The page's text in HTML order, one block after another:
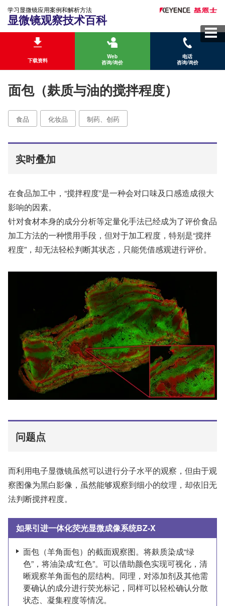
学习显微镜应用案例和解析方法
显微镜观察技术百科
下载资料
Web
咨询/询价
电话
咨询/询价
面包（麸质与油的搅拌程度）
食品 化妆品 制药、创药
实时叠加
在食品加工中，“搅拌程度”是一种会对口味及口感造成很大
影响的因素。
针对食材本身的成分分析等定量化手法已经成为了评价食品
加工方法的一种惯用手段，但对于加工程度，特别是“搅拌
程度”，却无法轻松判断其状态，只能凭借感观进行评价。
问题点
而利用电子显微镜虽然可以进行分子水平的观察，但由于观
察图像为黑白影像，虽然能够观察到细小的纹理，却依旧无
法判断搅拌程度。
如果引进一体化荧光显微成像系统BZ-X
面包（羊角面包）的截面观察图。将麸质染成“绿
色”，将油染成“红色”。可以借助颜色实现可视化，清
晰观察羊角面包的层结构。同理，对添加剂及其他需
要确认的成分进行荧光标记，同样可以轻松确认分散
状态、凝集程度等情况。